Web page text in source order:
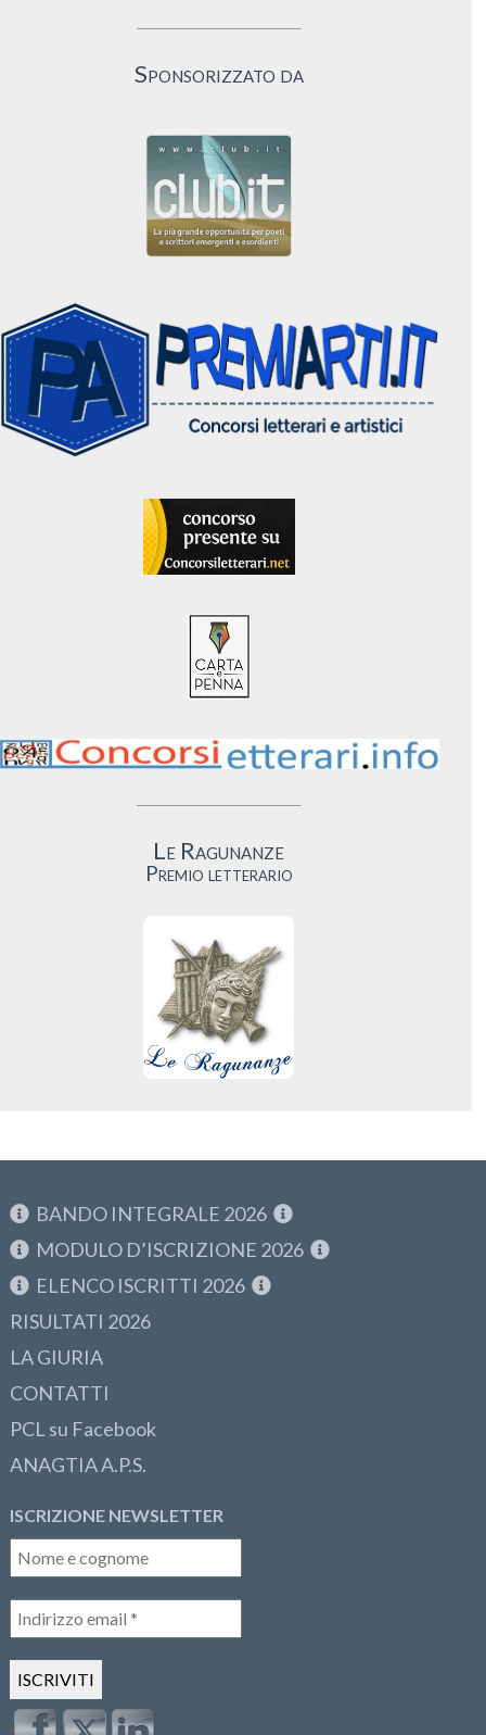
Sponsorizzato da
Le Ragunanze
Premio letterario
BANDO INTEGRALE 2026
MODULO D’ISCRIZIONE 2026
ELENCO ISCRITTI 2026
RISULTATI 2026
LA GIURIA
CONTATTI
PCL su Facebook
ANAGTIA A.P.S.
ISCRIZIONE NEWSLETTER